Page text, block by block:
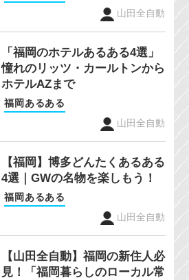
山田全自動
「福岡のホテルあるある4選」
憧れのリッツ・カールトンから
ホテルAZまで
福岡あるある
山田全自動
【福岡】博多どんたくあるある
4選｜GWの名物を楽しもう！
福岡あるある
山田全自動
【山田全自動】福岡の新住人必
見！「福岡暮らしのローカル常